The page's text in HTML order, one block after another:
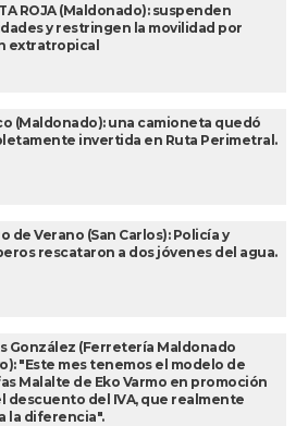
ROJA (Maldonado): suspenden
y restringen la movilidad por
extratropical
(Maldonado): una camioneta quedó
invertida en Ruta Perimetral.
de Verano (San Carlos): Policía y
rescataron a dos jóvenes del agua.
González (Ferretería Maldonado
"Este mes tenemos el modelo de
Malalte de Eko Varmo en promoción
descuento del IVA, que realmente
la diferencia".